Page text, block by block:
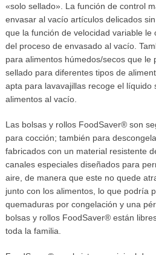
«solo sellado». La función de control
envasar al vacío artículos delicados
que la función de velocidad variable
del proceso de envasado al vacío.
para alimentos húmedos/secos que le
sellado para diferentes tipos de
apta para lavavajillas recoge el líquido
alimentos al vacío.
Las bolsas y rollos FoodSaver® son
para cocción; también para
fabricados con un material resistente
canales especiales diseñados para
aire, de manera que este no quede
junto con los alimentos, lo que podría
quemaduras por congelación y una
bolsas y rollos FoodSaver® están
toda la familia.